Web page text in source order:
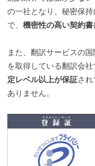
の一社となり、秘密保持
で、 機密性の高い契約書
また、翻訳サービスの国
を取得している翻訳会社
定レベル以上が保証さ
ありません。